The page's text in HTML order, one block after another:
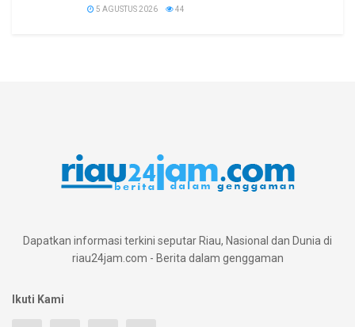
5 AGUSTUS 2026 44
Dapatkan informasi terkini seputar Riau, Nasional dan Dunia di
riau24jam.com - Berita dalam genggaman
Ikuti Kami